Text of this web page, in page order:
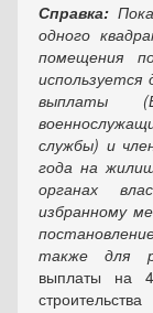
Справка:
одного
помещения
выплаты
службы) и
года на
органах
избранному
также для
выплаты на